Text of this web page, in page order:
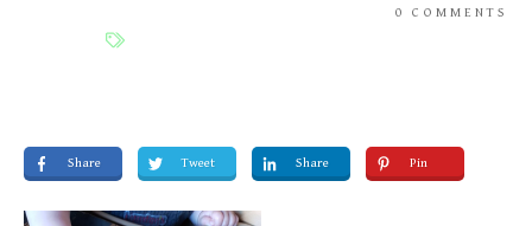
0 COMMENTS
Share Tweet Share Pin